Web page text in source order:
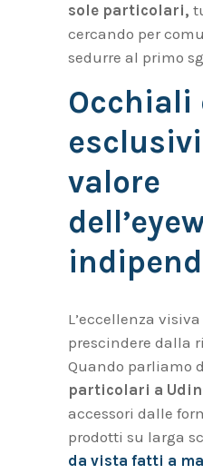
sole particolari,
cercando per
sedurre al primo
Occhiali
valore
L’eccellenza
prescindere dalla
Quando parliamo
particolari a
accessori dalle
prodotti su larga
da vista fatti a